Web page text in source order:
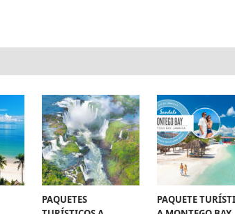
PAQUETES
PAQUETE